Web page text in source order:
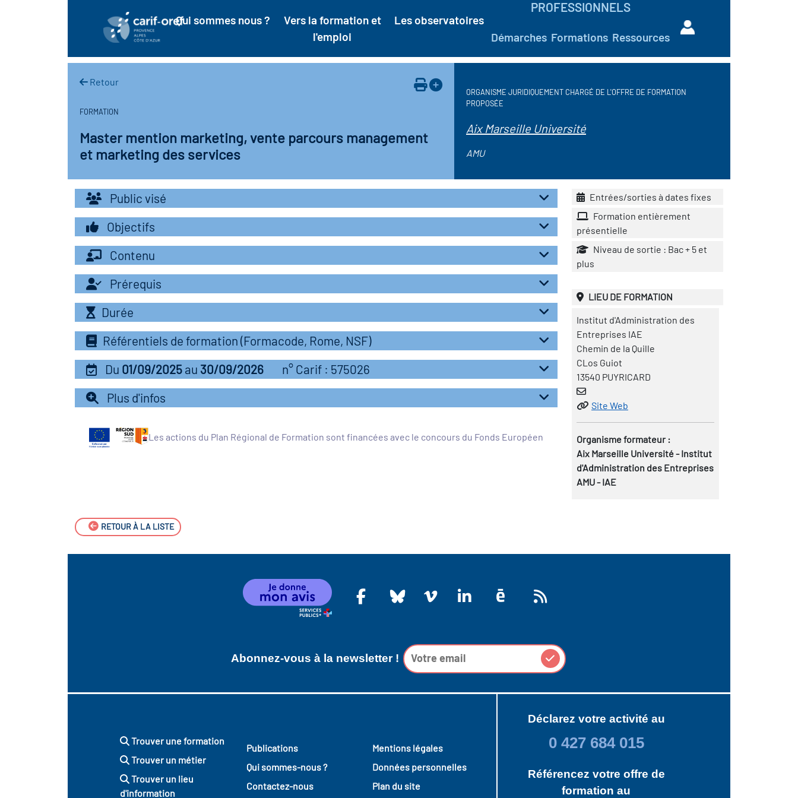
Qui sommes nous ?
Vers la formation et
l'emploi
Les observatoires
PROFESSIONNELS
Démarches Formations Ressources
Retour
FORMATION
Master mention marketing, vente parcours management
et marketing des services
ORGANISME JURIDIQUEMENT CHARGÉ DE L'OFFRE DE FORMATION
PROPOSÉE
Aix Marseille Université
AMU
Public visé
Objectifs
Contenu
Prérequis
Durée
Référentiels de formation (Formacode, Rome, NSF)
Du 01/09/2025 au 30/09/2026
n° Carif : 575026
Plus d'infos
Les actions du Plan Régional de Formation sont financées avec le concours du Fonds Européen
Entrées/sorties à dates fixes
Formation entièrement
présentielle
Niveau de sortie : Bac + 5 et
plus
LIEU DE FORMATION
Institut d'Administration des
Entreprises IAE
Chemin de la Quille
CLos Guiot
13540 PUYRICARD
Site Web
Organisme formateur :
Aix Marseille Université - Institut
d'Administration des Entreprises
AMU - IAE
RETOUR À LA LISTE
Abonnez-vous à la newsletter !
Trouver une formation
Trouver un métier
Trouver un lieu
d'information
Publications
Qui sommes-nous ?
Contactez-nous
Mentions légales
Données personnelles
Plan du site
Déclarez votre activité au
0 427 684 015
Référencez votre offre de
formation au